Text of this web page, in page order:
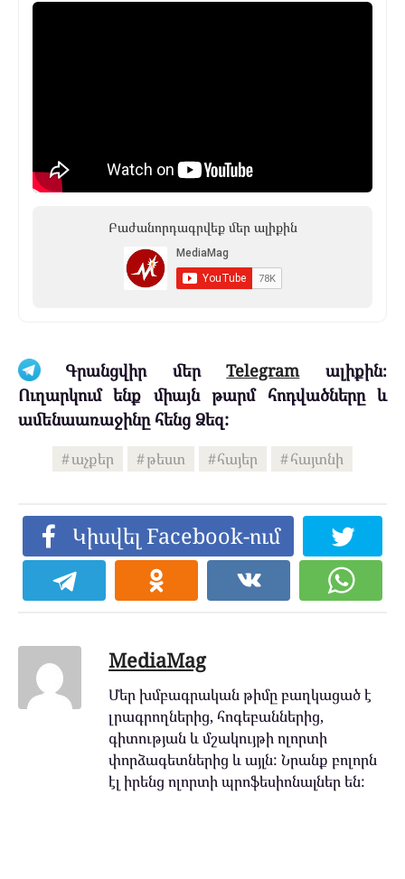
Բաժանորդագրվեք մեր ալիքին
Գրանցվիր մերTelegramալիքին։
Ուղարկում ենք միայն թարմ հոդվածները և
ամենաառաջինը հենց Ձեզ:
աչքեր թեստ հայեր հայտնի
Կիսվել Facebook-ում
MediaMag
Մեր խմբագրական թիմը բաղկացած է
լրագրողներից, հոգեբաններից,
գիտության և մշակույթի ոլորտի
փորձագետներից և այլն: Նրանք բոլորն
էլ իրենց ոլորտի պրոֆեսիոնալներ են: